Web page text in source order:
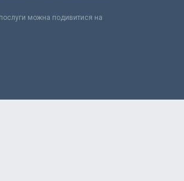
послуги можна подивитися на